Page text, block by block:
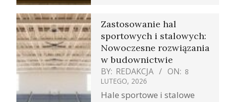
Zastosowanie hal
sportowych i stalowych:
Nowoczesne rozwiązania
w budownictwie
BY: REDAKCJA ON: 8
LUTEGO, 2026
Hale sportowe i stalowe